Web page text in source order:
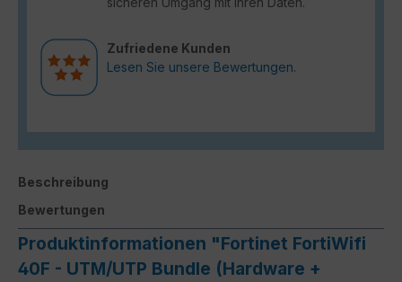
Zufriedene Kunden
Lesen Sie unsere Bewertungen.
Beschreibung
Bewertungen
Produktinformationen "Fortinet FortiWifi
40F - UTM/UTP Bundle (Hardware +